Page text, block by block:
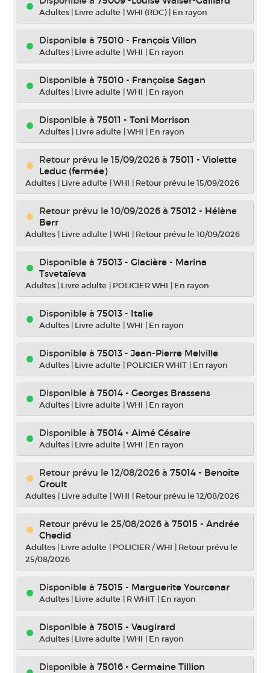
Adultes | Livre adulte |WHI (RDC) | En rayon
Disponible à 75010 - François Villon
Adultes | Livre adulte |WHI | En rayon
Disponible à 75010 - Françoise Sagan
Adultes | Livre adulte |WHI | En rayon
Disponible à 75011 - Toni Morrison
Adultes | Livre adulte |WHI | En rayon
Retour prévu le 15/09/2026 à 75011 - Violette
Leduc (fermée)
Adultes | Livre adulte |WHI | Retour prévu le 15/09/2026
Retour prévu le 10/09/2026 à 75012 - Hélène
Berr
Adultes | Livre adulte |WHI | Retour prévu le 10/09/2026
Disponible à 75013 - Glacière - Marina
Tsvetaïeva
Adultes | Livre adulte | POLICIER WHI | En rayon
Disponible à 75013 - Italie
Adultes | Livre adulte |WHI | En rayon
Disponible à 75013 - Jean-Pierre Melville
Adultes | Livre adulte | POLICIER WHIT | En rayon
Disponible à 75014 - Georges Brassens
Adultes | Livre adulte |WHI | En rayon
Disponible à 75014 - Aimé Césaire
Adultes | Livre adulte |WHI | En rayon
Retour prévu le 12/08/2026 à 75014 - Benoîte
Groult
Adultes | Livre adulte |WHI | Retour prévu le 12/08/2026
Retour prévu le 25/08/2026 à 75015 - Andrée
Chedid
Adultes | Livre adulte | POLICIER / WHI | Retour prévu le
25/08/2026
Disponible à 75015 - Marguerite Yourcenar
Adultes | Livre adulte | R WHIT | En rayon
Disponible à 75015 - Vaugirard
Adultes | Livre adulte |WHI | En rayon
Disponible à 75016 - Germaine Tillion